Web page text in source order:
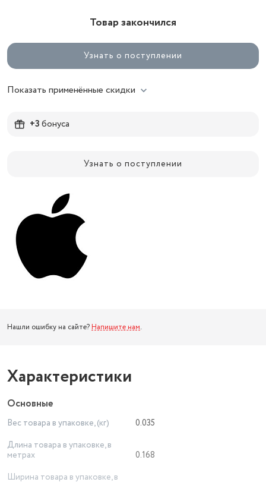
Товар закончился
Узнать о поступлении
Показать применённые скидки
+3бонуса
Узнать о поступлении
Нашли ошибку на сайте? Напишите нам.
Характеристики
Основные
Вес товара в упаковке, (кг)
0.035
Длина товара в упаковке, в
метрах
0.168
Ширина товара в упаковке, в